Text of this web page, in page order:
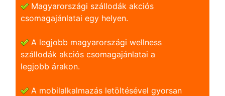
Magyarországi szállodák akciós
csomagajánlatai egy helyen.
A legjobb magyarországi wellness
szállodák akciós csomagajánlatai a
legjobb árakon.
A mobilalkalmazás letöltésével gyorsan